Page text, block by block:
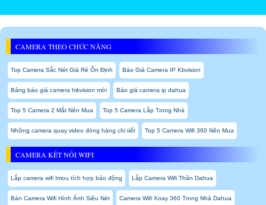
CAMERA THEO CHỨC NĂNG
Top Camera Sắc Nét Giá Rẻ Ổn Định Báo Giá Camera IP Kbvision
Bảng báo giá camera hikvision mới Báo giá camera ip dahua
Top 5 Camera 2 Mắt Nên Mua Top 5 Camera Lắp Trong Nhà
Những camera quay video đóng hàng chi tiết Top 5 Camera Wifi 360 Nên Mua
CAMERA KẾT NỐI WIFI
Lắp camera wifi Imou tích hợp báo động Lắp Camera Wifi Thân Dahua
Bán Camera Wifi Hình Ảnh Siêu Nét Camera Wifi Xoay 360 Trong Nhà Dahua